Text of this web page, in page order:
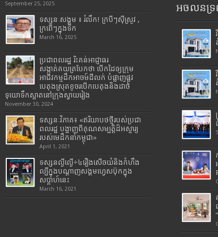
September 25, 2025
ទស្សនៈសង្គម ៖ រំលឹក! ក្របីៗស៊ីស្រូវ ,
ក្រពើៗក្នុងទឹក
March 16, 2025
ប្រជាពលរដ្ឋ រិះគន់អាជ្ញាធរ
សង្កាត់គយត្របែកថា បើកដៃឲ្យក្រុម
អាជីវកម្មដឹកអាចម៍ដីលក់ បំផ្លាញផ្លូវ
បេតុងស្រុតខូចរបើកបេតុងនិងដាច់
ទុយោទឹកស្អាតនៅក្រុងស្វាយរៀង
November 30, 2024
ទស្សនៈវិភាគ៖ «ឥរិយាបថថ្មីរបស់ប្រជា
ពលរដ្ឋ បង្ហាញពីគុណសម្បត្តិដ៏អស្ចារ្យ
របស់មេដឹកនាំកម្ពុជា»
April 1, 2021
ទស្សនល្ងីល្ងើ÷៤រឿងសើចយំនិងកំហឹង
ល្បីក្នុងបណ្តាញសង្គមហ្វេសប៊ុកក្នុង
សប្តាហ៍នេះ
March 16, 2021
អចលនទ្រ